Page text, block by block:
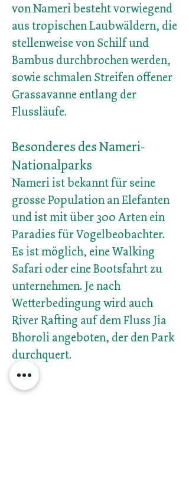
von Nameri besteht vorwiegend
aus tropischen Laubwäldern, die
stellenweise von Schilf und
Bambus durchbrochen werden,
sowie schmalen Streifen offener
Grassavanne entlang der
Flussläufe.
Besonderes des Nameri-
Nationalparks
Nameri ist bekannt für seine
grosse Population an Elefanten
und ist mit über 300 Arten ein
Paradies für Vogelbeobachter.
Es ist möglich, eine Walking
Safari oder eine Bootsfahrt zu
unternehmen. Je nach
Wetterbedingung wird auch
River Rafting auf dem Fluss Jia
Bhoroli angeboten, der den Park
durchquert.